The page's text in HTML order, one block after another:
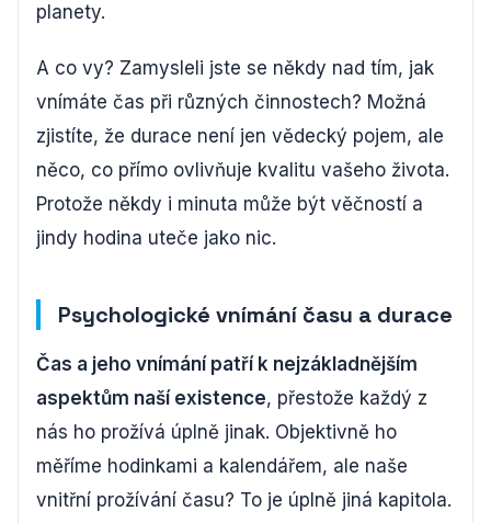
planety.
A co vy? Zamysleli jste se někdy nad tím, jak
vnímáte čas při různých činnostech? Možná
zjistíte, že durace není jen vědecký pojem, ale
něco, co přímo ovlivňuje kvalitu vašeho života.
Protože někdy i minuta může být věčností a
jindy hodina uteče jako nic.
Psychologické vnímání času a durace
Čas a jeho vnímání patří k nejzákladnějším
aspektům naší existence, přestože každý z
nás ho prožívá úplně jinak. Objektivně ho
měříme hodinkami a kalendářem, ale naše
vnitřní prožívání času? To je úplně jiná kapitola.